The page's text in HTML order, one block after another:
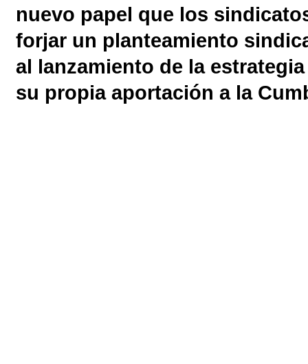
nuevo papel que los
forjar un planteamiento
al lanzamiento de la
su propia aportación a la